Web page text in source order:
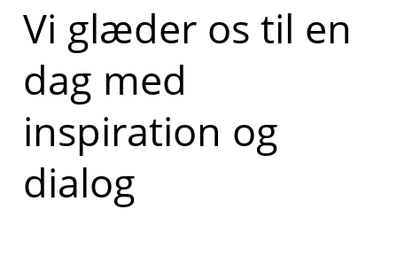
Vi glæder os til en
dag med
inspiration og
dialog